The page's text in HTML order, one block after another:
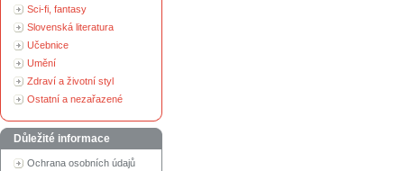
Sci-fi, fantasy
Slovenská literatura
Učebnice
Umění
Zdraví a životní styl
Ostatní a nezařazené
Důležité informace
Ochrana osobních údajů